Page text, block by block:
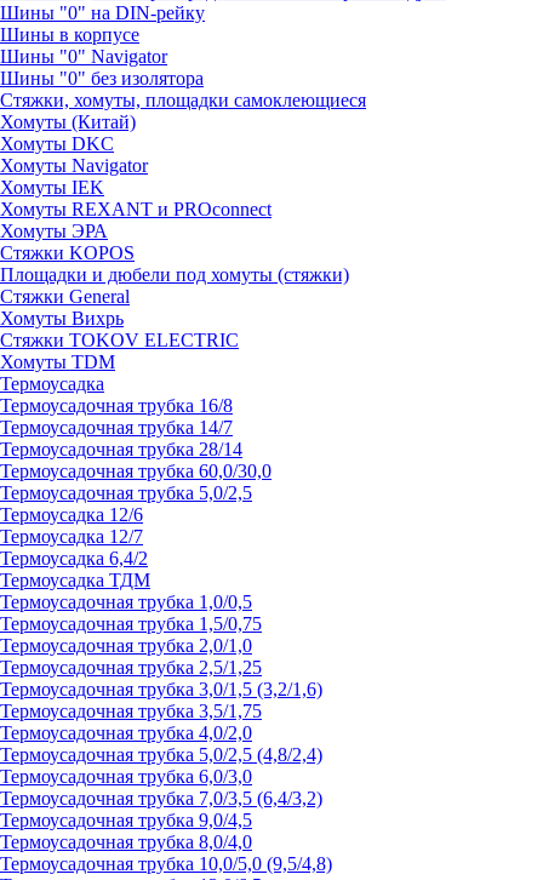
Шины "0" на DIN-рейку
Шины в корпусе
Шины "0" Navigator
Шины "0" без изолятора
Стяжки, хомуты, площадки самоклеющиеся
Хомуты (Китай)
Хомуты DKC
Хомуты Navigator
Хомуты IEK
Хомуты REXANT и PROconnect
Хомуты ЭРА
Стяжки KOPOS
Площадки и дюбели под хомуты (стяжки)
Стяжки General
Хомуты Вихрь
Стяжки TOKOV ELECTRIC
Хомуты TDM
Термоусадка
Термоусадочная трубка 16/8
Термоусадочная трубка 14/7
Термоусадочная трубка 28/14
Термоусадочная трубка 60,0/30,0
Термоусадочная трубка 5,0/2,5
Термоусадка 12/6
Термоусадка 12/7
Термоусадка 6,4/2
Термоусадка ТДМ
Термоусадочная трубка 1,0/0,5
Термоусадочная трубка 1,5/0,75
Термоусадочная трубка 2,0/1,0
Термоусадочная трубка 2,5/1,25
Термоусадочная трубка 3,0/1,5 (3,2/1,6)
Термоусадочная трубка 3,5/1,75
Термоусадочная трубка 4,0/2,0
Термоусадочная трубка 5,0/2,5 (4,8/2,4)
Термоусадочная трубка 6,0/3,0
Термоусадочная трубка 7,0/3,5 (6,4/3,2)
Термоусадочная трубка 9,0/4,5
Термоусадочная трубка 8,0/4,0
Термоусадочная трубка 10,0/5,0 (9,5/4,8)